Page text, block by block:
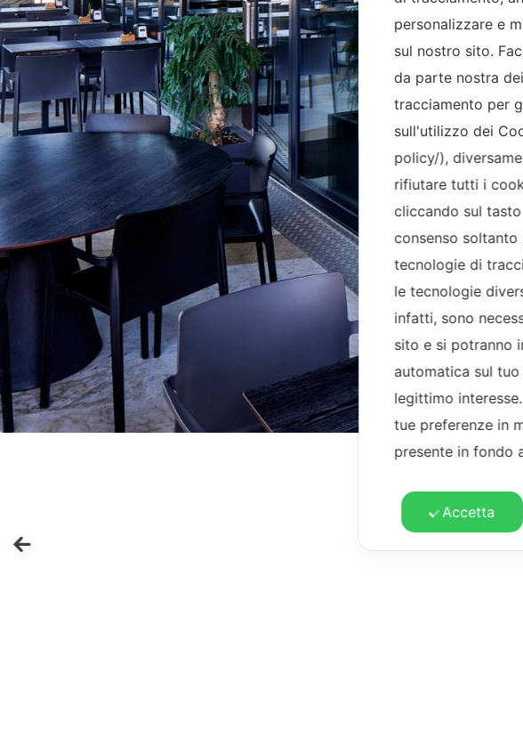
personalizzare e
sul nostro sito.
da parte nostra
tracciamento per
sull'utilizzo dei
policy/),
rifiutare tutti i
cliccando sul
consenso
tecnologie di
le tecnologie
infatti, sono
sito e si potranno
automatica sul
legittimo
tue preferenze in
presente in fondo
Accetta